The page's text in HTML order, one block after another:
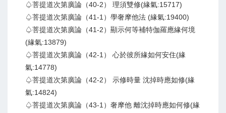
♤菩提道次第廣論（40-2） 理須雙修(緣氣:15717)
♤菩提道次第廣論（41-1）學奢摩他法 (緣氣:19400)
♤菩提道次第廣論（41-2）顯示何等補特伽羅應緣何境
(緣氣:13879)
♤菩提道次第廣論（42-1） 心於彼所緣如何安住(緣
氣:14778)
♤菩提道次第廣論（42-2） 示修時量 沈掉時應如修(緣
氣:14824)
♤菩提道次第廣論（43-1）奢摩他 離沈掉時應如何修(緣